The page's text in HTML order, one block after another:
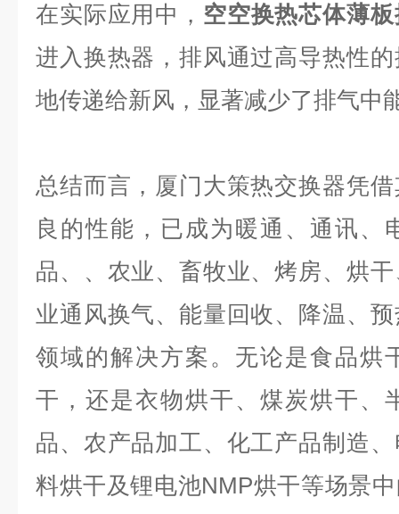
在实际应用中， 空空换热芯体薄
进入换热器，排风通过高导热性
地传递给新风，显著减少了排气中
总结而言，厦门大策热交换器凭
良的性能，已成为暖通、通讯、
品、、农业、畜牧业、烤房、烘
业通风换气、能量回收、降温、
领域的解决方案。无论是食品烘
干，还是衣物烘干、煤炭烘干、
品、农产品加工、化工产品制造
料烘干及锂电池NMP烘干等场景